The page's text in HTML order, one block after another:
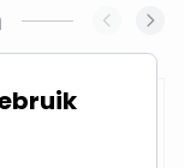
carousel is
150cm -